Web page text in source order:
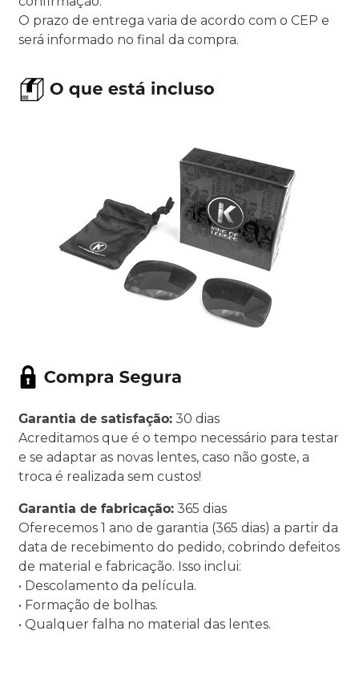
O prazo de entrega varia de acordo com o CEP e
será informado no final da compra.
Garantia de satisfação: 30 dias
Acreditamos que é o tempo necessário para testar
e se adaptar as novas lentes, caso não goste, a
troca é realizada sem custos!
Garantia de fabricação: 365 dias
Oferecemos 1 ano de garantia (365 dias) a partir da
data de recebimento do pedido, cobrindo defeitos
de material e fabricação. Isso inclui:
• Descolamento da película.
• Formação de bolhas.
• Qualquer falha no material das lentes.